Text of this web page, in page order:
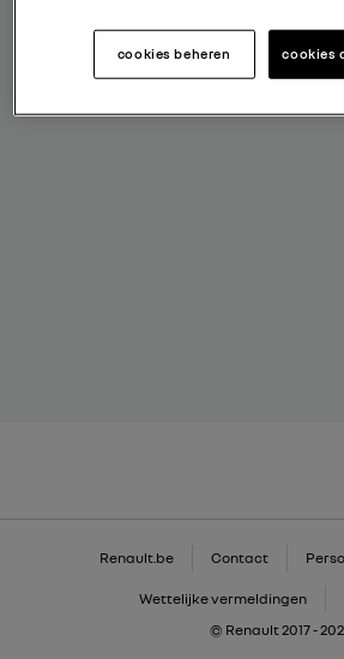
Renault.be Contact
Wettelijke vermeldingen
© Renault 2017 -
cookies
cookies beheren